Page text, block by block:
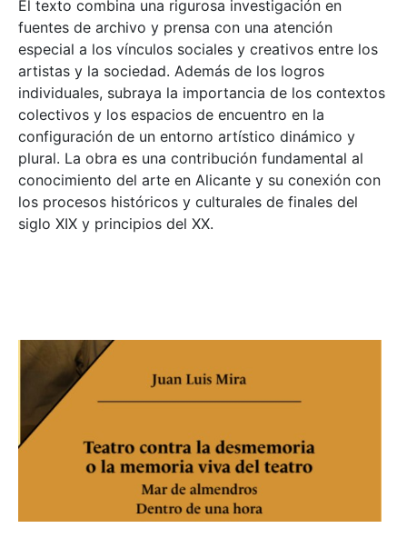
El texto combina una rigurosa investigación en
fuentes de archivo y prensa con una atención
especial a los vínculos sociales y creativos entre los
artistas y la sociedad. Además de los logros
individuales, subraya la importancia de los contextos
colectivos y los espacios de encuentro en la
configuración de un entorno artístico dinámico y
plural. La obra es una contribución fundamental al
conocimiento del arte en Alicante y su conexión con
los procesos históricos y culturales de finales del
siglo XIX y principios del XX.